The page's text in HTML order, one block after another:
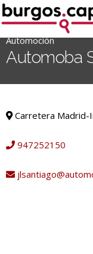
Ir
al
contenido
for:')
Automoción
Automoba
Carretera Madrid-
947252150